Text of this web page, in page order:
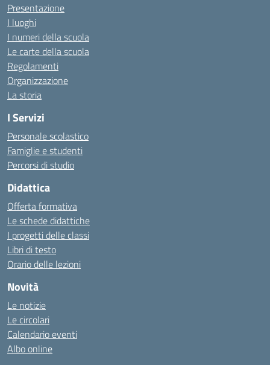
Presentazione
I luoghi
I numeri della scuola
Le carte della scuola
Regolamenti
Organizzazione
La storia
I Servizi
Personale scolastico
Famiglie e studenti
Percorsi di studio
Didattica
Offerta formativa
Le schede didattiche
I progetti delle classi
Libri di testo
Orario delle lezioni
Novità
Le notizie
Le circolari
Calendario eventi
Albo online